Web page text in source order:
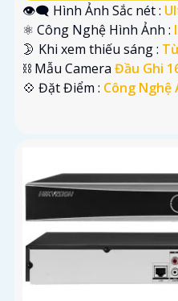
👁️‍🗨 Hình Ảnh Sắc nét :
⚛️ Công Nghệ Hình Ảnh :
🌛 Khi xem thiếu sáng :
⛓ Mẫu Camera Đầu Ghi
️💠 Đặt Điểm : Công Nghệ